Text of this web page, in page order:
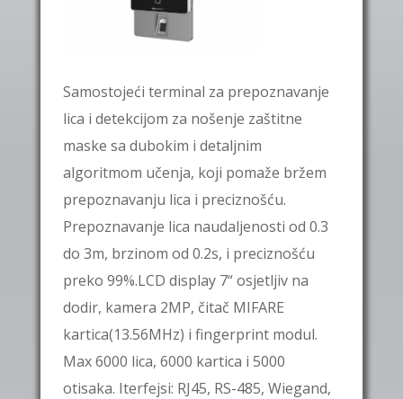
Samostojeći terminal za prepoznavanje
lica i detekcijom za nošenje zaštitne
maske sa dubokim i detaljnim
algoritmom učenja, koji pomaže bržem
prepoznavanju lica i preciznošću.
Prepoznavanje lica naudaljenosti od 0.3
do 3m, brzinom od 0.2s, i preciznošću
preko 99%.LCD display 7“ osjetljiv na
dodir, kamera 2MP, čitač MIFARE
kartica(13.56MHz) i fingerprint modul.
Max 6000 lica, 6000 kartica i 5000
otisaka. Iterfejsi: RJ45, RS-485, Wiegand,